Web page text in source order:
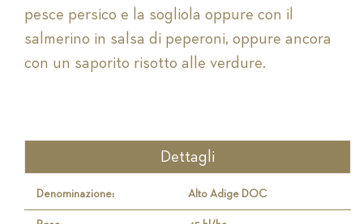
pesce persico e la sogliola oppure con il
salmerino in salsa di peperoni, oppure ancora
con un saporito risotto alle verdure.
Dettagli
Denominazione: Alto Adige DOC